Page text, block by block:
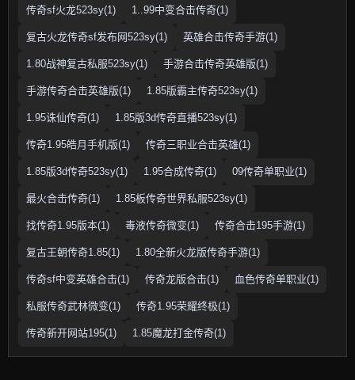
传奇sf火龙523sy(1) 1..99中变合击传奇(1)
复古火龙传奇sf发布网523sy(1) 英雄合击传奇手游(1)
1.80战神复古私服523sy(1) 手游合击传奇英雄版(1)
手游传奇合击英雄版(1) 1.85版霸主传奇523sy(1)
1.95诛仙传奇(1) 1.85版3d传奇直播523sy(1)
传奇1.95皓月手机版(1) 传奇三职业合击英雄(1)
1.85版3d传奇523sy(1) 1.95合成传奇(1) 09传奇单职业(1)
最火合击传奇(1) 1.85板传奇世界私服523sy(1)
找传奇1.95版本(1) 毒液传奇微变(1) 传奇合击195手游(1)
复古王朝传奇1.85(1) 1.80全新火龙版传奇手游(1)
传奇sf中变英雄合击(1) 传奇龙版合击(1) 血色传奇单职业(1)
私服传奇武林微变(1) 传奇1.95荣耀终极(1)
传奇新开网站195(1) 1.85魔龙打金传奇(1)